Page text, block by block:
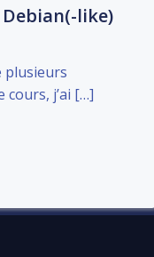
like)
plusieurs
cours, j’ai […]